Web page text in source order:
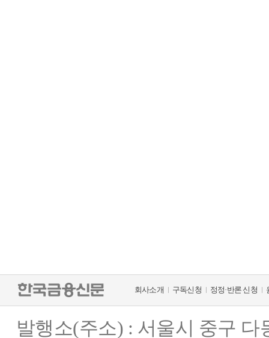
회사소개 구독신청 정정·반론 신청
발행소(주소) : 서울시 중구